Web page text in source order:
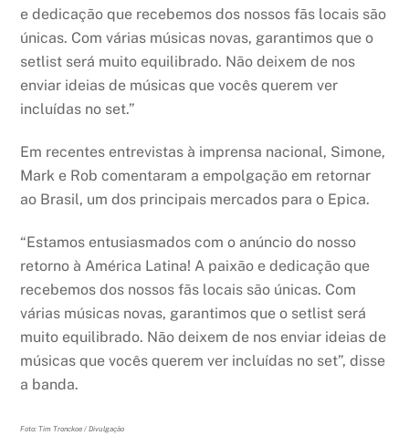
e dedicação que recebemos dos nossos fãs locais são
únicas. Com várias músicas novas, garantimos que o
setlist será muito equilibrado. Não deixem de nos
enviar ideias de músicas que vocês querem ver
incluídas no set.”
Em recentes entrevistas à imprensa nacional, Simone,
Mark e Rob comentaram a empolgação em retornar
ao Brasil, um dos principais mercados para o Epica.
“Estamos entusiasmados com o anúncio do nosso
retorno à América Latina! A paixão e dedicação que
recebemos dos nossos fãs locais são únicas. Com
várias músicas novas, garantimos que o setlist será
muito equilibrado. Não deixem de nos enviar ideias de
músicas que vocês querem ver incluídas no set”, disse
a banda.
Foto: Tim Tronckoe / Divulgação